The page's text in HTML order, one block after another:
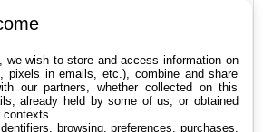
, we wish to store and access information on
pixels in emails, etc.), combine and share
our partners, whether collected on this
already held by some of us, or obtained
browsing, preferences, purchases,